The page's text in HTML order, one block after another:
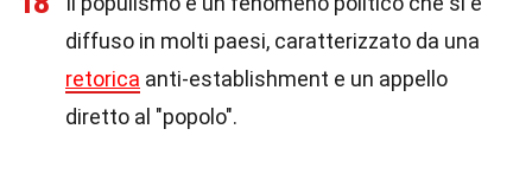
diffuso in molti paesi, caratterizzato da una
retorica anti-establishment e un appello
diretto al "popolo".